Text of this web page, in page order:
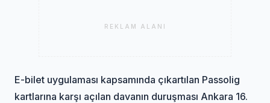
REKLAM ALANI
E-bilet uygulaması kapsamında çıkartılan Passolig
kartlarına karşı açılan davanın duruşması Ankara 16.